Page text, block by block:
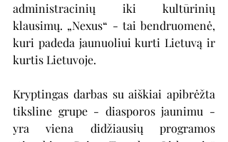
administracinių iki kultūrinių
klausimų. „Nexus“ - tai bendruomenė,
kuri padeda jaunuoliui kurti Lietuvą ir
kurtis Lietuvoje.
Kryptingas darbas su aiškiai apibrėžta
tiksline grupe - diasporos jaunimu -
yra viena didžiausių programos